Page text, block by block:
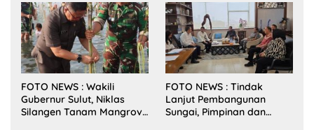
Sulut Bersama Wamenkes
RI
FOTO NEWS : Wakili
Gubernur Sulut, Niklas
Silangen Tanam Mangrove
FOTO NEWS : Tindak
Lanjut Pembangunan
Sungai, Pimpinan dan